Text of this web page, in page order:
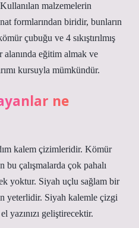
malzemelerin
formlarından biridir, bunların
çubuğu ve 4 sıkıştırılmış
eğitim almak ve
kursuyla mümkündür.
ne
kalem çizimleridir. Kömür
bu çalışmalarda çok pahalı
yoktur. Siyah uçlu sağlam bir
yeterlidir. Siyah kalemle çizgi
yazınızı geliştirecektir.